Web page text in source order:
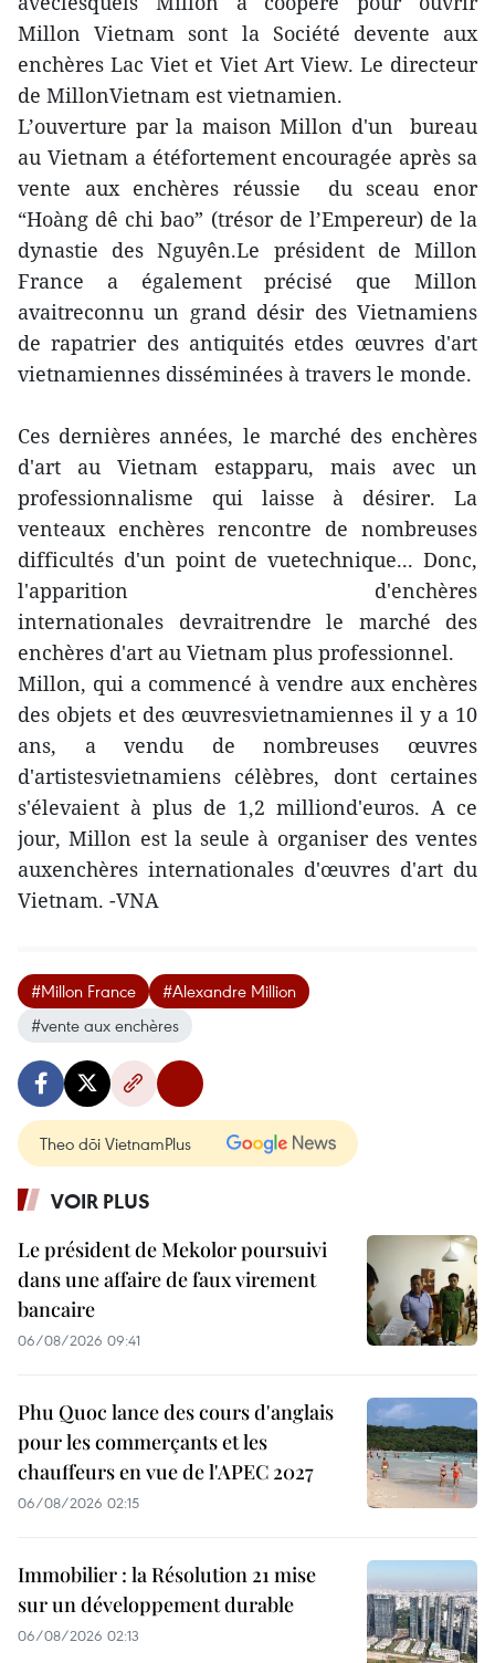
Millon Vietnam sont la Société devente aux
enchères Lac Viet et Viet Art View. Le directeur
de MillonVietnam est vietnamien.
L’ouverture par la maison Millon d'un bureau
au Vietnam a étéfortement encouragée après sa
vente aux enchères réussie du sceau enor
“Hoàng dê chi bao” (trésor de l’Empereur) de la
dynastie des Nguyên.Le président de Millon
France a également précisé que Millon
avaitreconnu un grand désir des Vietnamiens
de rapatrier des antiquités etdes œuvres d'art
vietnamiennes disséminées à travers le monde.
Ces dernières années, le marché des enchères
d'art au Vietnam estapparu, mais avec un
professionnalisme qui laisse à désirer. La
venteaux enchères rencontre de nombreuses
difficultés d'un point de vuetechnique... Donc,
l'apparition d'enchères
internationales devraitrendre le marché des
enchères d'art au Vietnam plus professionnel.
Millon, qui a commencé à vendre aux enchères
des objets et des œuvresvietnamiennes il y a 10
ans, a vendu de nombreuses œuvres
d'artistesvietnamiens célèbres, dont certaines
s'élevaient à plus de 1,2 milliond'euros. A ce
jour, Millon est la seule à organiser des ventes
auxenchères internationales d'œuvres d'art du
Vietnam. -VNA
#Millon France
#Alexandre Million
#vente aux enchères
Theo dõi VietnamPlus
VOIR PLUS
Le président de Mekolor poursuivi
dans une affaire de faux virement
bancaire
06/08/2026 09:41
Phu Quoc lance des cours d'anglais
pour les commerçants et les
chauffeurs en vue de l'APEC 2027
06/08/2026 02:15
Immobilier : la Résolution 21 mise
sur un développement durable
06/08/2026 02:13